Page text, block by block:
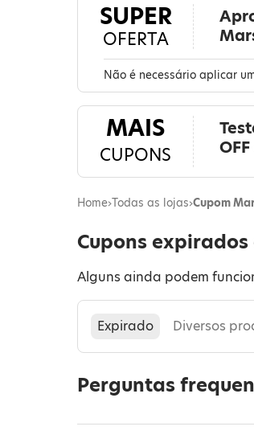
SUPER
OFERTA
Não é necessário aplicar
MAIS
CUPONS
Cupons
Alguns ainda podem
Diversos
Expirado
Perguntas
Home›Todas as lojas›Cupom